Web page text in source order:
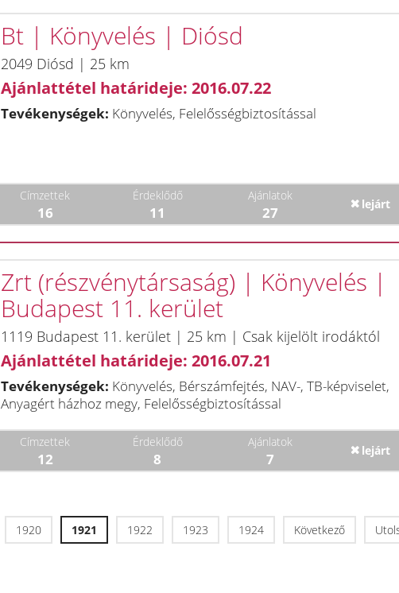
Bt | Könyvelés | Diósd
2049 Diósd | 25 km
Ajánlattétel határideje: 2016.07.22
Tevékenységek: Könyvelés, Felelősségbiztosítással
Címzettek
16
Érdeklődő
11
Ajánlatok
27 lejárt
Zrt (részvénytársaság) | Könyvelés |
Budapest 11. kerület
1119 Budapest 11. kerület | 25 km | Csak kijelölt irodáktól
Ajánlattétel határideje: 2016.07.21
Tevékenységek: Könyvelés, Bérszámfejtés, NAV-, TB-képviselet,
Anyagért házhoz megy, Felelősségbiztosítással
Címzettek
12
Érdeklődő
8
Ajánlatok
7 lejárt
1920 1921 1922 1923 1924 Következő